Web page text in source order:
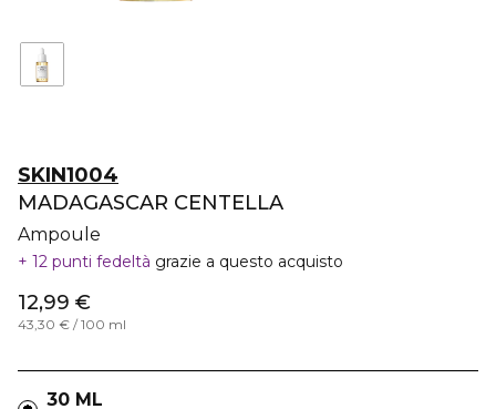
SKIN1004
MADAGASCAR CENTELLA
Ampoule
12 punti fedeltà grazie a questo acquisto
12,99 €
43,30 € / 100 ml
30 ML